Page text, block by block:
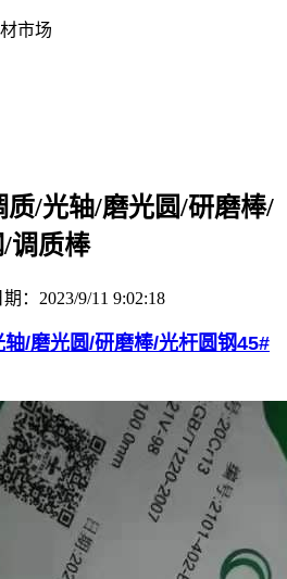
市场
质/光轴/磨光圆/研磨棒/
调质棒
期：2023/9/11 9:02:18
/磨光圆/研磨棒/光杆圆钢45#